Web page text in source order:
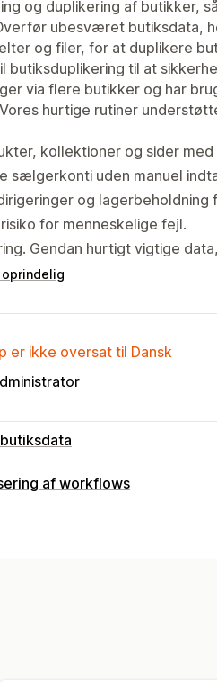
og duplikering af butikker,
ubesværet butiksdata,
og filer, for at duplikere
til at
via flere butikker og har
hurtige rutiner
kollektioner og sider med
sælgerkonti uden manuel
og lagerbeholdning
for menneskelige fejl.
Gendan hurtigt vigtige
er ikke oversat til Dansk
af workflows